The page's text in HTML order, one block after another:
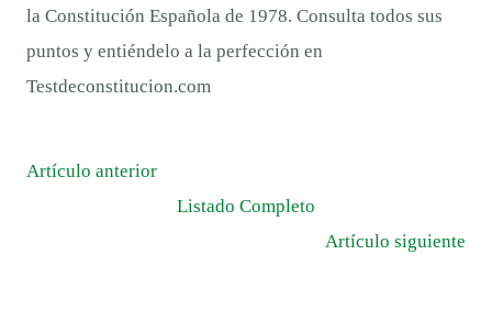
la Constitución Española de 1978. Consulta todos sus
puntos y entiéndelo a la perfección en
Testdeconstitucion.com
Artículo anterior
Listado Completo
Artículo siguiente